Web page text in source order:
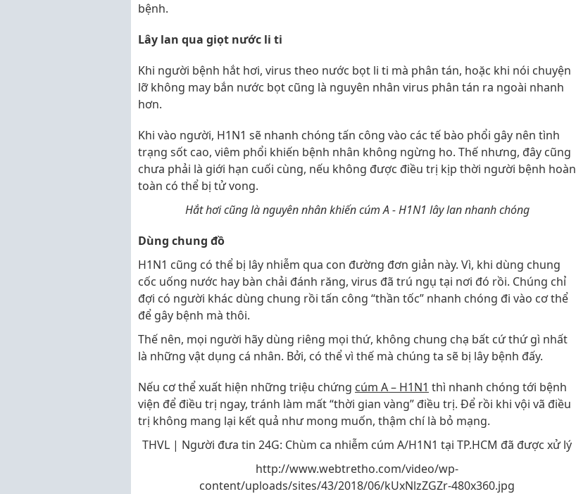
bệnh.
Lây lan qua giọt nước li ti
Khi người bệnh hắt hơi, virus theo nước bọt li ti mà phân tán, hoặc khi nói chuyện
lỡ không may bắn nước bọt cũng là nguyên nhân virus phân tán ra ngoài nhanh
hơn.
Khi vào người, H1N1 sẽ nhanh chóng tấn công vào các tế bào phổi gây nên tình
trạng sốt cao, viêm phổi khiến bệnh nhân không ngừng ho. Thế nhưng, đây cũng
chưa phải là giới hạn cuối cùng, nếu không được điều trị kịp thời người bệnh hoàn
toàn có thể bị tử vong.
Hắt hơi cũng là nguyên nhân khiến cúm A - H1N1 lây lan nhanh chóng
Dùng chung đồ
H1N1 cũng có thể bị lây nhiễm qua con đường đơn giản này. Vì, khi dùng chung
cốc uống nước hay bàn chải đánh răng, virus đã trú ngụ tại nơi đó rồi. Chúng chỉ
đợi có người khác dùng chung rồi tấn công “thần tốc” nhanh chóng đi vào cơ thể
để gây bệnh mà thôi.
Thế nên, mọi người hãy dùng riêng mọi thứ, không chung chạ bất cứ thứ gì nhất
là những vật dụng cá nhân. Bởi, có thể vì thế mà chúng ta sẽ bị lây bệnh đấy.
Nếu cơ thể xuất hiện những triệu chứng cúm A – H1N1 thì nhanh chóng tới bệnh
viện để điều trị ngay, tránh làm mất “thời gian vàng” điều trị. Để rồi khi vội vã điều
trị không mang lại kết quả như mong muốn, thậm chí là bỏ mạng.
THVL | Người đưa tin 24G: Chùm ca nhiễm cúm A/H1N1 tại TP.HCM đã được xử lý
http://www.webtretho.com/video/wp-
content/uploads/sites/43/2018/06/kUxNlzZGZr-480x360.jpg